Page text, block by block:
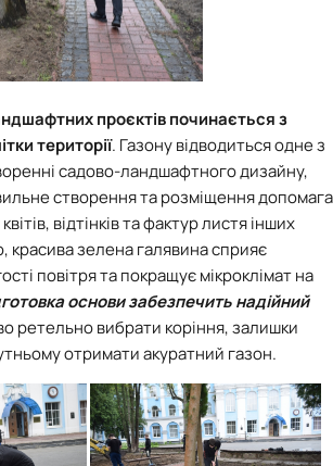
проєктів починається з
території. Газону відводиться одне з
садово-ландшафтного дизайну,
створення та розміщення
відтінків та фактур листя інших
красива зелена галявина сприяє
повітря та покращує мікроклімат на
основи забезпечить надійний
ретельно вибрати коріння, залишки
отримати акуратний газон.